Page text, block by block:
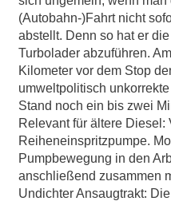
(Autobahn-)Fahrt nicht
abstellt. Denn so hat er
Turbolader abzuführen.
Kilometer vor dem Stop
umweltpolitisch
Stand noch ein bis zwei
Relevant für ältere Diesel:
Reiheneinspritzpumpe.
Pumpbewegung in den
anschließend zusammen
Undichter Ansaugtrakt: